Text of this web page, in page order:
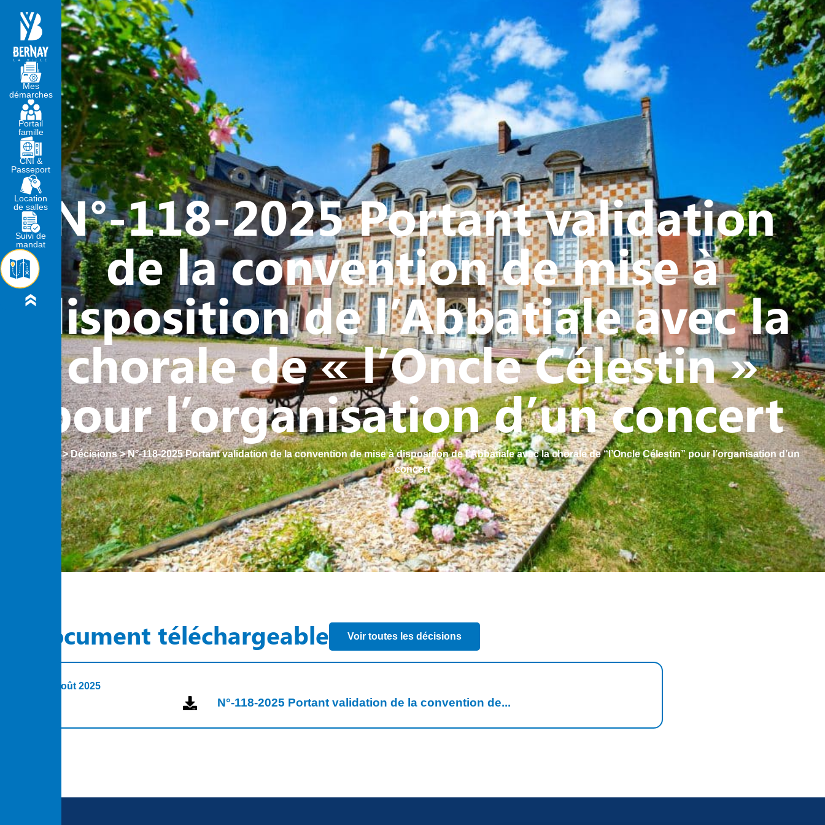
MA MAIRIE ACTION SOCIALE VIE ASSOCIATIVE - SPORTIVE
N°-118-2025 Portant validation
de la convention de mise à
disposition de l’Abbatiale avec la
chorale de « l’Oncle Célestin »
pour l’organisation d’un concert
>Décisions>N°-118-2025 Portant validation de la convention de mise à disposition de l’Abbatiale avec la chorale de “l’Oncle Célestin” pour l’organisation d’un
concert
Document téléchargeable Voir toutes les décisions
8 août 2025
N°-118-2025 Portant validation de la convention de...
Mes
démarches
Portail
famille
CNI &
Passeport
Location
de salles
Suivi de
mandat